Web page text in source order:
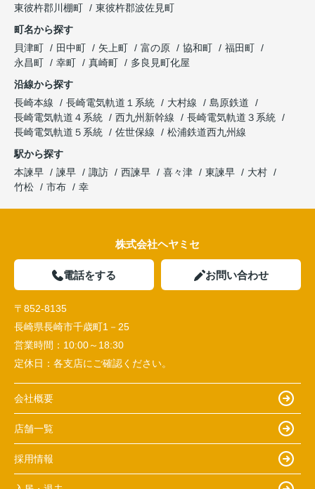
東彼杵郡川棚町
東彼杵郡波佐見町
町名から探す
貝津町
田中町 矢上町 富の原 協和町
福田町
永昌町
幸町 真崎町
多良見町化屋
沿線から探す
長崎本線
長崎電気軌道１系統 大村線
島原鉄道
長崎電気軌道４系統
西九州新幹線
長崎電気軌道３系統
長崎電気軌道５系統
佐世保線
松浦鉄道西九州線
駅から探す
本諫早
諫早 諏訪 西諫早 喜々津 東諫早
大村
竹松
市布 幸
株式会社ヘヤミセ
電話をする お問い合わせ
〒852-8135
長崎県長崎市千歳町1－25
営業時間： 10:00～18:30
定休日： 各支店にご確認ください。
会社概要
店舗一覧
採用情報